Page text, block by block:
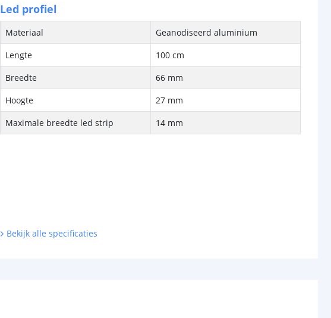
Led profiel
Materiaal
Geanodiseerd aluminium
Lengte
100 cm
Breedte
66 mm
Hoogte
27 mm
Maximale breedte led strip
14 mm
Bekijk alle specificaties